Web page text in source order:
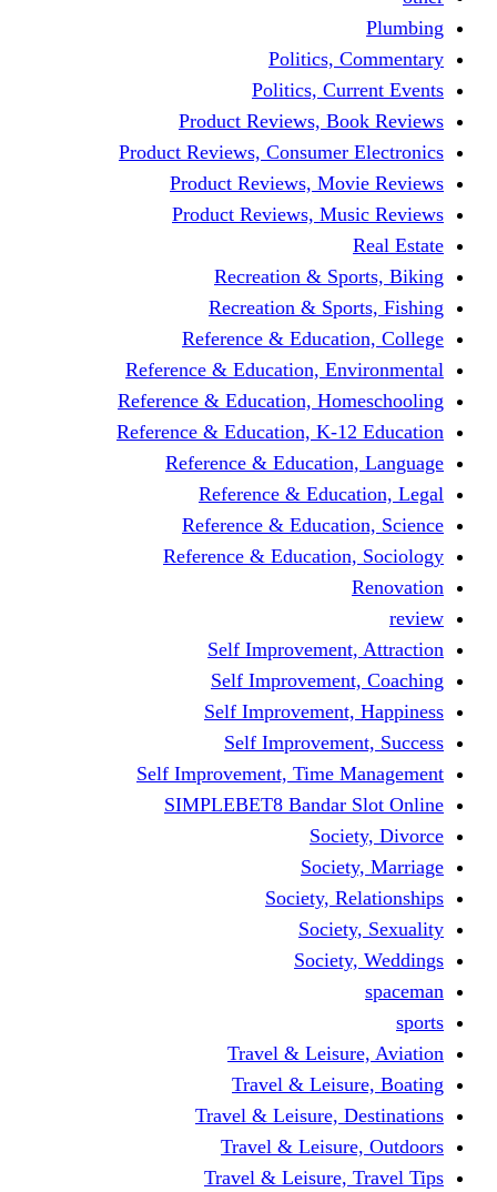
Politics,
Politics,
Product Reviews,
Product Reviews,
Product Reviews,
Product Reviews,
Recreation &
Recreation &
Reference &
Reference & Education,
Reference & Education,
Reference & Education, K-
Reference &
Reference &
Reference &
Reference &
Self
Self
Self
Self
Self Improvement, Time
SIMPLEBET8 Bandar
Society,
Travel &
Travel &
Travel & Leisure,
Travel &
Travel & Leisure,